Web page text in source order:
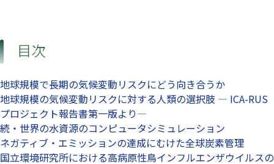
目次
地球規模で長期の気候変動リスクにどう向き合うか
地球規模の気候変動リスクに対する人類の選択肢 — ICA-RUS
プロジェクト報告書第一版より—
続・世界の水資源のコンピュータシミュレーション
ネガティブ・エミッションの達成にむけた全球炭素管理
国立環境研究所における高病原性鳥インフルエンザウイルスの